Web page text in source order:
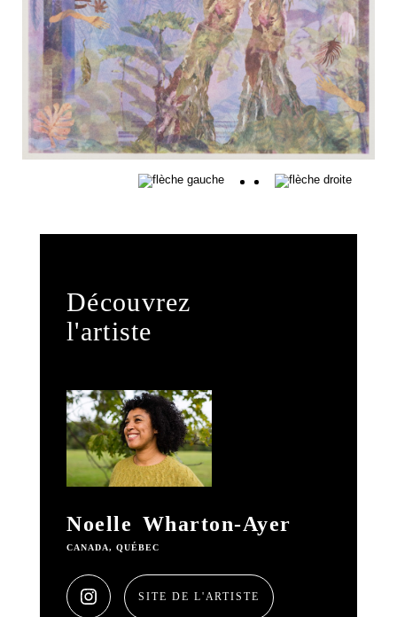
Découvrez
l'artiste
Noelle Wharton-Ayer
CANADA, QUÉBEC
SITE DE L'ARTISTE